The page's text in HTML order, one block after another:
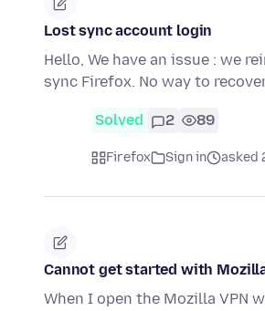
Lost sync account login
Hello, We have an issue : we
sync Firefox. No way to
Solved 2 89
Firefox Sign in asked
Cannot get started with
When I open the Mozilla VPN